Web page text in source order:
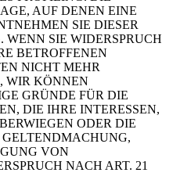
AUF DENEN EINE
SIE DIESER
SIE WIDERSPRUCH
BETROFFENEN
NICHT MEHR
WIR KÖNNEN
GRÜNDE FÜR DIE
DIE IHRE INTERESSEN,
ODER DIE
VON
NACH ART. 21